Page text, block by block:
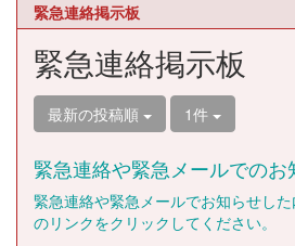
緊急連絡掲示板
緊急連絡掲示板
最新の投稿順 1件
緊急連絡や緊急メールでのお
緊急連絡や緊急メールでお知らせし
のリンクをクリックしてください。